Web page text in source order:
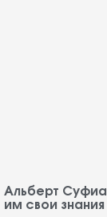
Альберт
им свои